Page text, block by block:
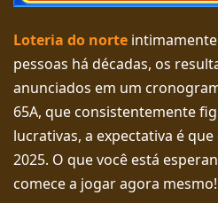
Loteria do norte
pessoas há décadas, os
anunciados em um
65A, que consistentemente
lucrativas, a expectativa é
2025. O que você está
comece a jogar agora mesmo!